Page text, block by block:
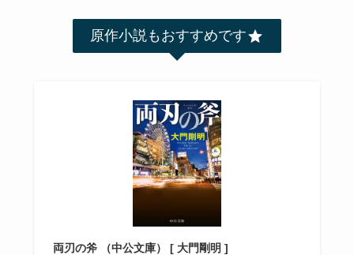
原作小説もおすすめです
両刃の斧 （中公文庫） [ 大門剛明 ]